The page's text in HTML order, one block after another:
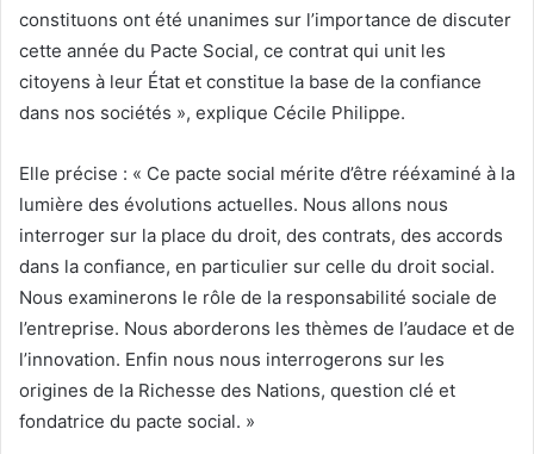
constituons ont été unanimes sur l’importance de discuter
cette année du Pacte Social, ce contrat qui unit les
citoyens à leur État et constitue la base de la confiance
dans nos sociétés », explique Cécile Philippe.
Elle précise : « Ce pacte social mérite d’être rééxaminé à la
lumière des évolutions actuelles. Nous allons nous
interroger sur la place du droit, des contrats, des accords
dans la confiance, en particulier sur celle du droit social.
Nous examinerons le rôle de la responsabilité sociale de
l’entreprise. Nous aborderons les thèmes de l’audace et de
l’innovation. Enfin nous nous interrogerons sur les
origines de la Richesse des Nations, question clé et
fondatrice du pacte social. »